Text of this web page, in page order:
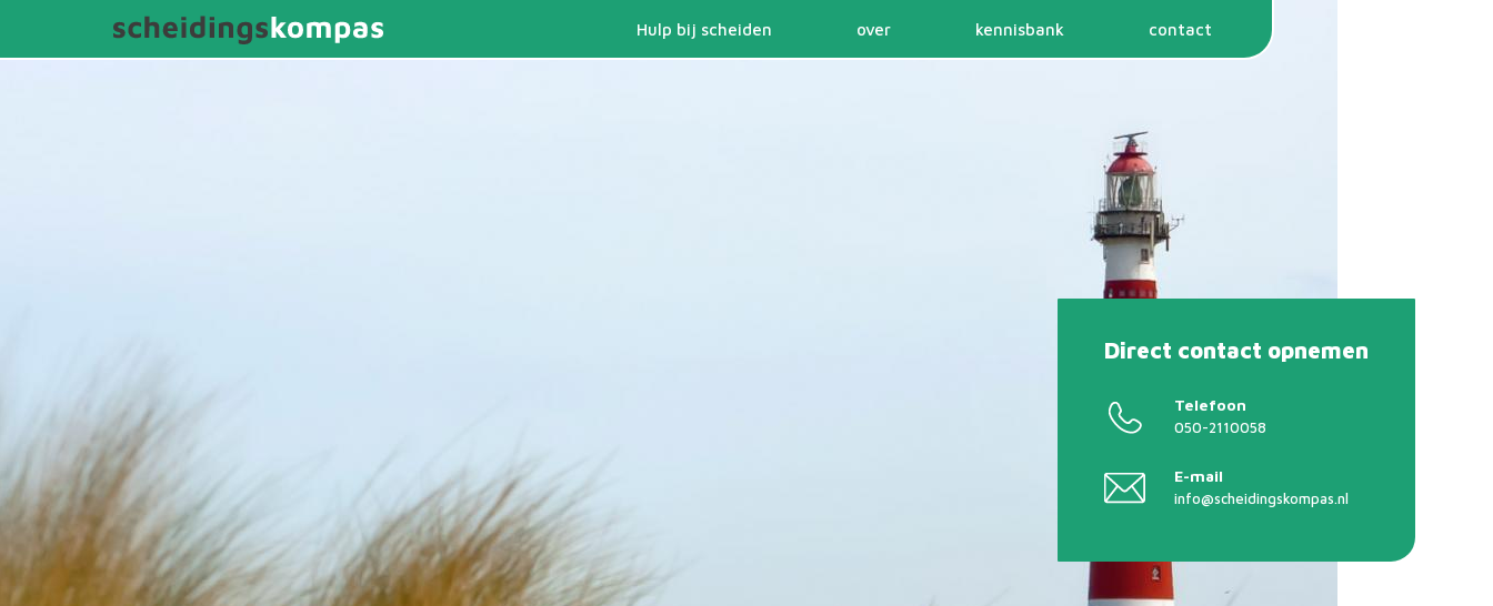
Direct contact opnemen
Telefoon
050-2110058
E-mail
info@scheidingskompas.nl
Hulp bij scheiden over kennisbank contact